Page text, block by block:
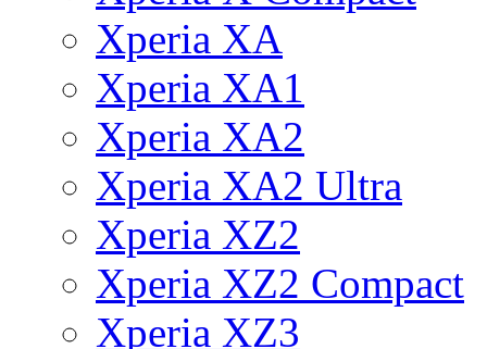
Xperia XA
Xperia XA1
Xperia XA2
Xperia XA2 Ultra
Xperia XZ2
Xperia XZ2 Compact
Xperia XZ3